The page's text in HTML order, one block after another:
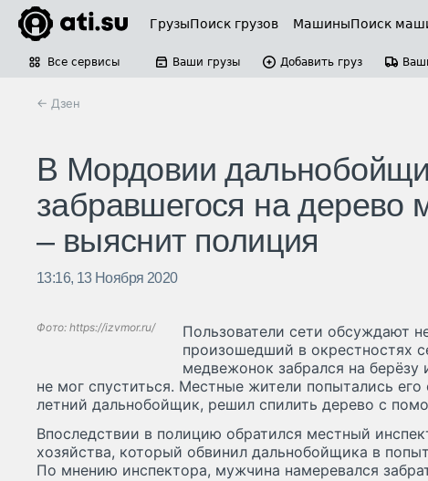
ГрузыПоиск грузов МашиныПоиск
Все сервисы Ваши грузы Добавить груз
← Дзен
В Мордовии
забравшегося на дерево
– выяснит полиция
13:16, 13 Ноября 2020
Фото: https://izvmor.ru/
Пользователи сети обсуждают
произошедший в окрестностях
медвежонок забрался на берёзу
не мог спуститься. Местные жители попытались
летний дальнобойщик, решил спилить дерево с
Впоследствии в полицию обратился местный
хозяйства, который обвинил дальнобойщика в
По мнению инспектора, мужчина намеревался